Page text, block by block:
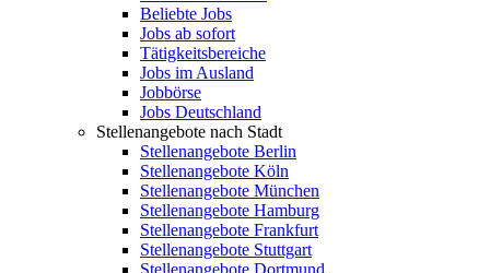
Beliebte Jobs
Jobs ab sofort
Tätigkeitsbereiche
Jobs im Ausland
Jobbörse
Jobs Deutschland
Stellenangebote nach Stadt
Stellenangebote Berlin
Stellenangebote Köln
Stellenangebote München
Stellenangebote Hamburg
Stellenangebote Frankfurt
Stellenangebote Stuttgart
Stellenangebote Dortmund